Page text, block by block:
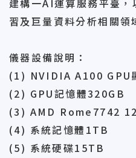
建構一AI運算服務平臺
習及巨量資料分析相關領
儀器設備說明：
(1) NVIDIA A100 GPU
(2) GPU記憶體320GB
(3) AMD Rome7742
(4) 系統記憶體1TB
(5) 系統硬碟15TB